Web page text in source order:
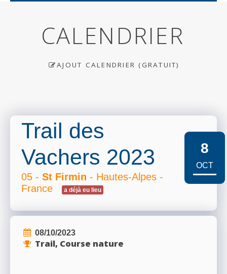
CALENDRIER
AJOUT CALENDRIER (GRATUIT)
Trail des
Vachers 2023
05 - St Firmin - Hautes-Alpes -
France
a déjà eu lieu
8
OCT
08/10/2023
Trail, Course nature